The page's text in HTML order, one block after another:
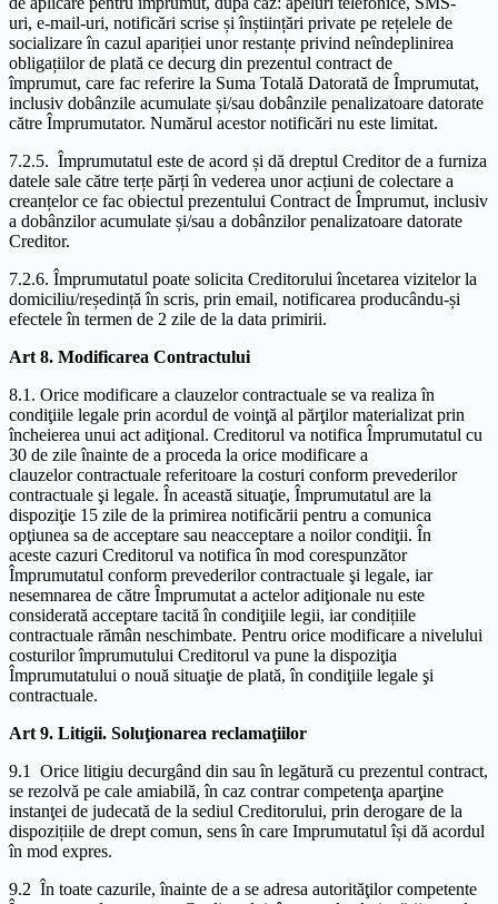
uri, e-mail-uri, notificări scrise și înștiințări private pe rețelele de
socializare în cazul apariției unor restanțe privind neîndeplinirea
obligațiilor de plată ce decurg din prezentul contract de
împrumut, care fac referire la Suma Totală Datorată de Împrumutat,
inclusiv dobânzile acumulate și/sau dobânzile penalizatoare datorate
către Împrumutator. Numărul acestor notificări nu este limitat.
7.2.5. Împrumutatul este de acord și dă dreptul Creditor de a furniza
datele sale către terțe părți în vederea unor acțiuni de colectare a
creanțelor ce fac obiectul prezentului Contract de Împrumut, inclusiv
a dobânzilor acumulate și/sau a dobânzilor penalizatoare datorate
Creditor.
7.2.6. Împrumutatul poate solicita Creditorului încetarea vizitelor la
domiciliu/reședință în scris, prin email, notificarea producându-și
efectele în termen de 2 zile de la data primirii.
Art 8. Modificarea Contractului
8.1. Orice modificare a clauzelor contractuale se va realiza în
condiţiile legale prin acordul de voinţă al părţilor materializat prin
încheierea unui act adiţional. Creditorul va notifica Împrumutatul cu
30 de zile înainte de a proceda la orice modificare a
clauzelor contractuale referitoare la costuri conform prevederilor
contractuale şi legale. În această situaţie, Împrumutatul are la
dispoziţie 15 zile de la primirea notificării pentru a comunica
opţiunea sa de acceptare sau neacceptare a noilor condiţii. În
aceste cazuri Creditorul va notifica în mod corespunzător
Împrumutatul conform prevederilor contractuale şi legale, iar
nesemnarea de către Împrumutat a actelor adiţionale nu este
considerată acceptare tacită în condiţiile legii, iar condițiile
contractuale rămân neschimbate. Pentru orice modificare a nivelului
costurilor împrumutului Creditorul va pune la dispoziţia
Împrumutatului o nouă situaţie de plată, în condiţiile legale şi
contractuale.
Art 9. Litigii. Soluţionarea reclamaţiilor
9.1 Orice litigiu decurgând din sau în legătură cu prezentul contract,
se rezolvă pe cale amiabilă, în caz contrar competenţa aparţine
instanţei de judecată de la sediul Creditorului, prin derogare de la
dispozițiile de drept comun, sens în care Imprumutatul își dă acordul
în mod expres.
9.2 În toate cazurile, înainte de a se adresa autorităţilor competente